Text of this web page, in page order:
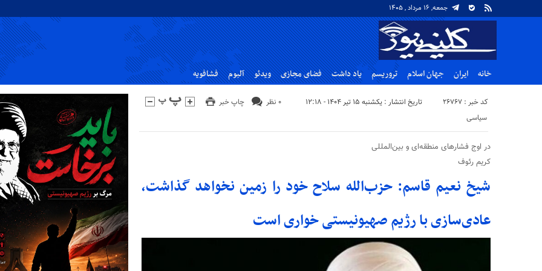
جمعه, ۱۶ مرداد , ۱۴۰۵
خانه ایران جهان اسلام تروریسم یاد داشت فضای مجازی ویدئو آلبوم فشافویه
کد خبر : 26767 تاریخ انتشار : یکشنبه ۱۵ تیر ۱۴۰۴ - ۱۲:۱۸ چاپ خبر
۰ نظر
سیاسی
در اوج فشارهای منطقه‌ای و بین‌المللی
کریم رئوف
شیخ نعیم قاسم: حزب‌الله سلاح خود را زمین نخواهد گذاشت،
عادی‌سازی با رژیم صهیونیستی خواری است